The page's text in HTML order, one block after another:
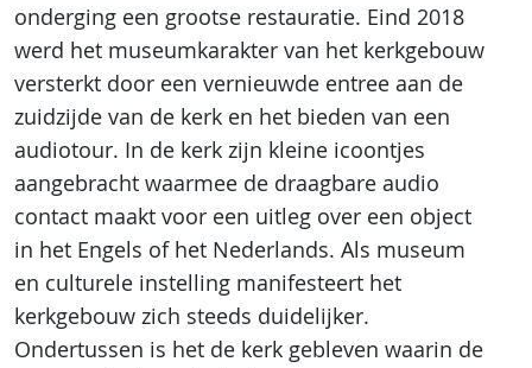
onderging een grootse restauratie. Eind 2018
werd het museumkarakter van het kerkgebouw
versterkt door een vernieuwde entree aan de
zuidzijde van de kerk en het bieden van een
audiotour. In de kerk zijn kleine icoontjes
aangebracht waarmee de draagbare audio
contact maakt voor een uitleg over een object
in het Engels of het Nederlands. Als museum
en culturele instelling manifesteert het
kerkgebouw zich steeds duidelijker.
Ondertussen is het de kerk gebleven waarin de